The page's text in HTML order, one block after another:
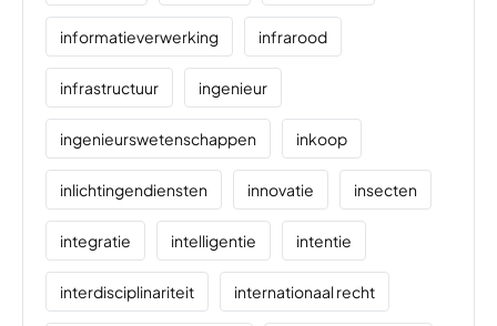
informatieverwerking infrarood
infrastructuur ingenieur
ingenieurswetenschappen inkoop
inlichtingendiensten innovatie insecten
integratie intelligentie intentie
interdisciplinariteit internationaal recht